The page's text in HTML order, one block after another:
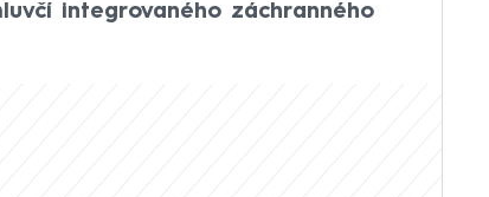
integrovaného záchranného